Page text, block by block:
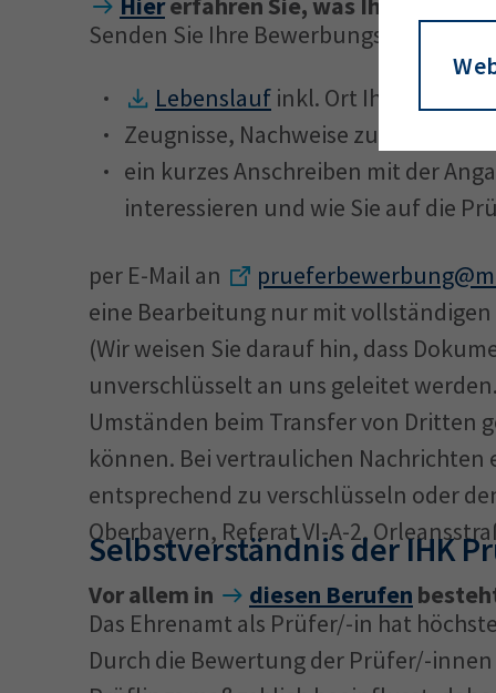
Senden Sie Ihre Bewerbungsunterlagen
Lebenslauf inkl. Ort Ihres
Zeugnisse, Nachweise zu
ein kurzes Anschreiben mit der
interessieren und wie Sie auf die
per E-Mail an
eine Bearbeitung nur mit
(Wir weisen Sie darauf hin, dass
unverschlüsselt an uns geleitet
Umständen beim Transfer von Dritten
können. Bei vertraulichen Nachrichten
entsprechend zu verschlüsseln oder
Oberbayern, Referat VI-A-2,
Vor allem in diesen Berufen
Selbstverständnis der IHK
Das Ehrenamt als Prüfer/-in hat
Durch die Bewertung der Prüfer/-